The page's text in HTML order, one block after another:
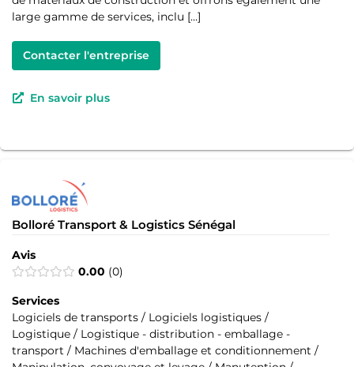
large gamme de services, inclu […]
Contacter l'entreprise
En savoir plus
Bolloré Transport & Logistics Sénégal
Avis
0.00 0
Services
Logiciels de transports / Logiciels logistiques /
Logistique / Logistique - distribution - emballage -
transport / Machines d'emballage et conditionnement /